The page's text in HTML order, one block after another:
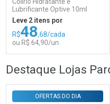
Comprar sem Desconto
Por R$ 29,30/cada
Comprar sem Desconto
Por R$ 29,30/cada
Lubrificante Optive 10ml
Leve 2 itens por
R$48,68/cada
ou R$ 64,90/un
Laboratório
Por Menos
Destaque Lojas
OFERTAS DO DIA